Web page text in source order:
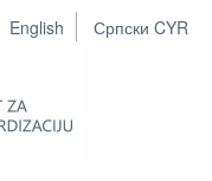
English Српски CYR